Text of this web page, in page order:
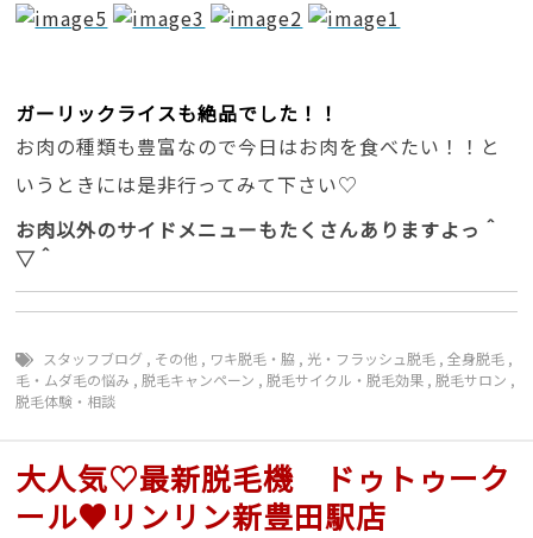
ガーリックライスも絶品でした！！
お肉の種類も豊富なので今日はお肉を食べたい！！と
いうときには是非行ってみて下さい♡
お肉以外のサイドメニューもたくさんありますよっ＾
▽＾
スタッフブログ , その他 , ワキ脱毛・脇 , 光・フラッシュ脱毛 ,全身脱毛 ,
毛・ムダ毛の悩み ,脱毛キャンペーン ,脱毛サイクル・脱毛効果 ,脱毛サロン ,
脱毛体験・相談
大人気♡最新脱毛機 ドゥトゥーク
ール♥リンリン新豊田駅店